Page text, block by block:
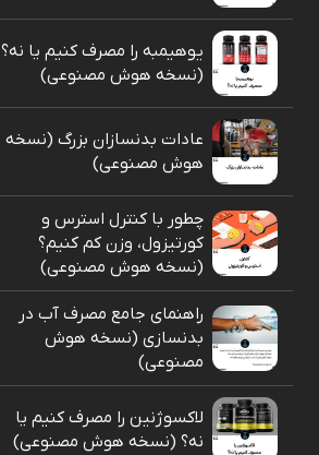
یوهیمبه را مصرف کنیم یا نه؟
(نسخه هوش مصنوعی)
عادات بدنسازان بزرگ (نسخه
هوش مصنوعی)
چطور با کنترل استرس و
کورتیزول، وزن کم کنیم؟
(نسخه هوش مصنوعی)
راهنمای جامع مصرف آب در
بدنسازی (نسخه هوش
مصنوعی)
لاکسوژنین را مصرف کنیم یا
نه؟ (نسخه هوش مصنوعی)